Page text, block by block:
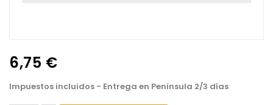
6,75 €
Impuestos incluidos - Entrega en Peninsula 2/3 días